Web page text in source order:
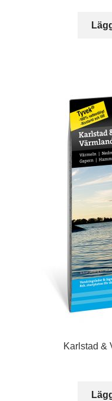
Karlstad &